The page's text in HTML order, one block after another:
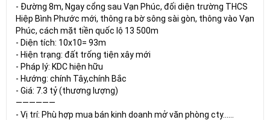
- Đường 8m, Ngay cổng sau Vạn Phúc, đối diện trường THCS
Hiệp Bình Phước mới, thông ra bờ sông sài gòn, thông vào Vạn
Phúc, cách mặt tiền quốc lộ 13 500m
- Diện tích: 10x10= 93m
- Hiện trạng: đất trống tiện xây mới
- Pháp lý: KDC hiện hữu
- Hướng: chính Tây,chính Bắc
- Giá: 7.3 tỷ (thương lượng)
——————
- Vị trí: Phù hợp mua bán kinh doanh mở văn phòng cty......